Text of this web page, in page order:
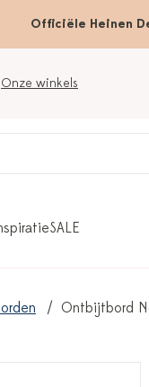
Officiële Heinen
Onze winkels
SALE
Ontbijtbord